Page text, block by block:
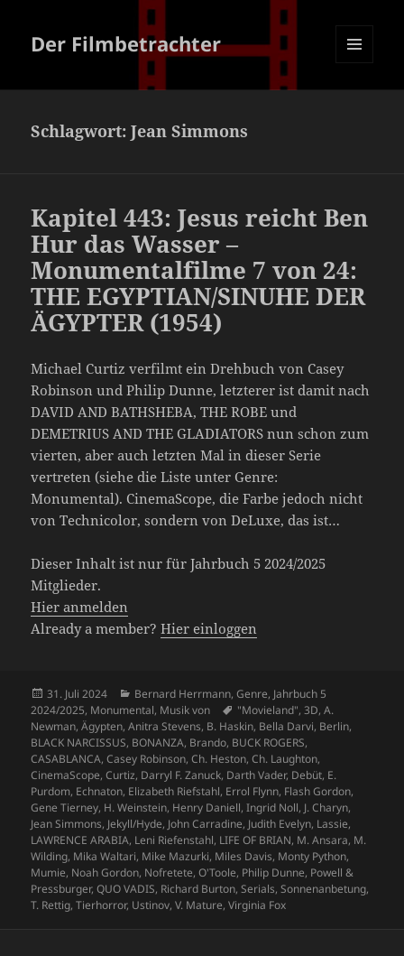
Der Filmbetrachter
Schlagwort:Jean Simmons
Kapitel 443: Jesus reicht Ben
Hur das Wasser –
Monumentalfilme 7 von 24:
THE EGYPTIAN/SINUHE DER
ÄGYPTER (1954)
Michael Curtiz verfilmt ein Drehbuch von Casey
Robinson und Philip Dunne, letzterer ist damit nach
DAVID AND BATHSHEBA, THE ROBE und
DEMETRIUS AND THE GLADIATORS nun schon zum
vierten, aber auch letzten Mal in dieser Serie
vertreten (siehe die Liste unter Genre:
Monumental). CinemaScope, die Farbe jedoch nicht
von Technicolor, sondern von DeLuxe, das ist…
Dieser Inhalt ist nur für Jahrbuch 5 2024/2025
Mitglieder.
Hier anmelden
Already a member?Hier einloggen
Veröffentlicht
am
31. Juli 2024 Kategorien
Bernard Herrmann,Genre, Jahrbuch 5
2024/2025, Monumental, Musik von Schlagwörter
"Movieland",3D,A.
Newman,Ägypten,Anitra Stevens, B. Haskin, Bella Darvi, Berlin,
BLACK NARCISSUS, BONANZA, Brando, BUCK ROGERS,
CASABLANCA,Casey Robinson,Ch. Heston,Ch. Laughton,
CinemaScope,Curtiz, Darryl F. Zanuck, Darth Vader, Debüt, E.
Purdom, Echnaton, Elizabeth Riefstahl, Errol Flynn, Flash Gordon,
Gene Tierney, H. Weinstein, Henry Daniell,Ingrid Noll, J. Charyn,
Jean Simmons, Jekyll/Hyde, John Carradine, Judith Evelyn, Lassie,
LAWRENCE ARABIA, Leni Riefenstahl, LIFE OF BRIAN, M. Ansara, M.
Wilding, Mika Waltari, Mike Mazurki, Miles Davis, Monty Python,
Mumie, Noah Gordon, Nofretete,O'Toole, Philip Dunne, Powell &
Pressburger,QUO VADIS, Richard Burton,Serials,Sonnenanbetung,
T. Rettig,Tierhorror, Ustinov,V. Mature,Virginia Fox